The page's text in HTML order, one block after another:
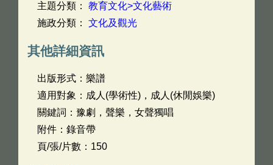
主題分類： 教育文化>文化藝術
施政分類： 文化及觀光
其他詳細資訊
出版形式：樂譜
適用對象：成人(學術性)，成人(休閒娛樂)
關鍵詞：豫劇，聲樂，女聲獨唱
附件：錄音帶
頁/張/片數：150